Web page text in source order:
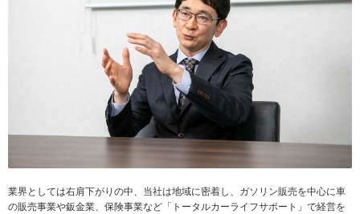
業界としては右肩下がりの中、当社は地域に密着し、ガソリン販売を中心に車
の販売事業や鈑金業、保険事業など「トータルカーライフサポート」で経営を